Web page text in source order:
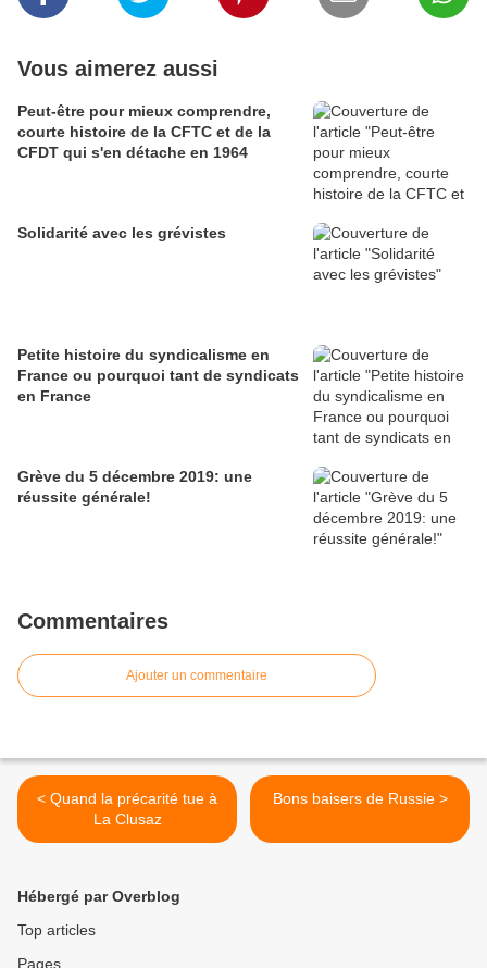
Vous aimerez aussi
Peut-être pour mieux comprendre,
courte histoire de la CFTC et de la
CFDT qui s'en détache en 1964
Solidarité avec les grévistes
Petite histoire du syndicalisme en
France ou pourquoi tant de syndicats
en France
Grève du 5 décembre 2019: une
réussite générale!
Commentaires
Ajouter un commentaire
< Quand la précarité tue à
La Clusaz
Bons baisers de Russie >
Hébergé par Overblog
Top articles
Pages